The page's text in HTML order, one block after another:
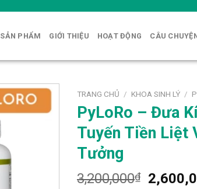
SẢN PHẨM GIỚI THIỆU HOẠT ĐỘNG CÂU
TRANG CHỦ / KHOA SINH LÝ /
PyLoRo – Đưa
Tuyến Tiền Liệt
Tưởng
3,200,000₫
Giá